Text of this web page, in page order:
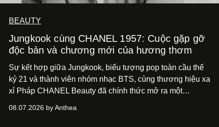
BEAUTY
Jungkook cùng CHANEL 1957: Cuộc gặp gỡ
độc bản và chương mới của hương thơm
Sự kết hợp giữa Jungkook, biểu tượng pop toàn cầu thế
kỷ 21 và thành viên nhóm nhạc BTS, cùng thương hiệu xa
xỉ Pháp CHANEL Beauty đã chính thức mở ra một
hoa cao cấp 1957.
08.07.2026 by Anthea